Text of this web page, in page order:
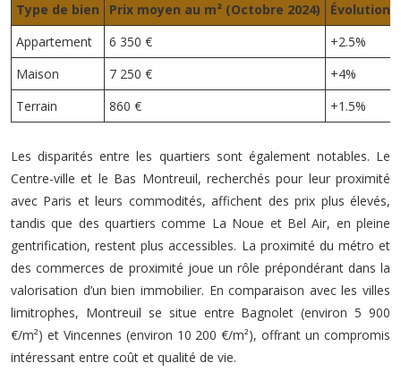
Type de bien Prix moyen au m² (Octobre 2024)
Évolution
Appartement
6 350 €
+2.5%
Maison
7 250 €
+4%
Terrain
860 € +1.5%
Les disparités entre les quartiers sont également notables. Le
Centre-ville et le Bas Montreuil, recherchés pour leur proximité
avec Paris et leurs commodités, affichent des prix plus élevés,
tandis que des quartiers comme La Noue et Bel Air, en pleine
gentrification, restent plus accessibles. La proximité du métro et
des commerces de proximité joue un rôle prépondérant dans la
valorisation d’un bien immobilier. En comparaison avec les villes
limitrophes, Montreuil se situe entre Bagnolet (environ 5 900
€/m²) et Vincennes (environ 10 200 €/m²), offrant un compromis
intéressant entre coût et qualité de vie.